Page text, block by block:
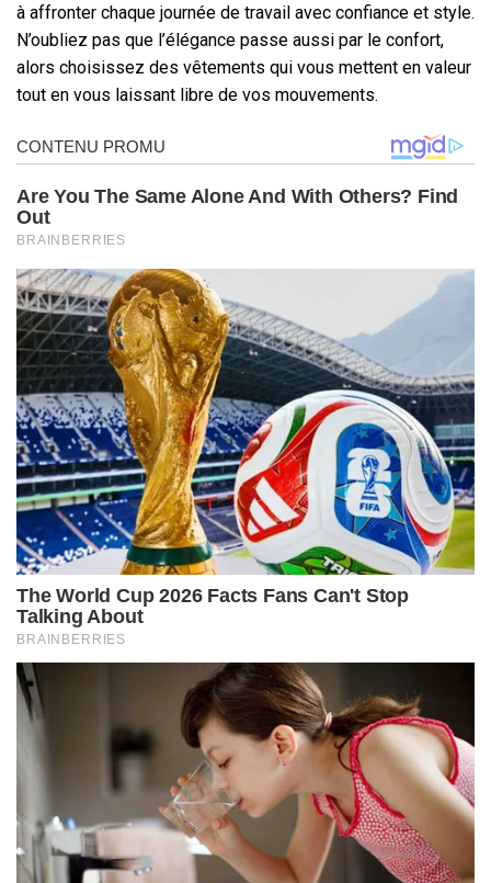
à affronter chaque journée de travail avec confiance et style.
N’oubliez pas que l’élégance passe aussi par le confort,
alors choisissez des vêtements qui vous mettent en valeur
tout en vous laissant libre de vos mouvements.